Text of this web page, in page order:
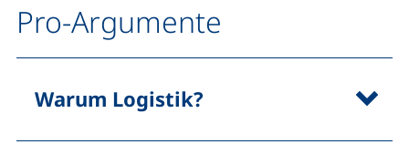
Pro-Argumente
Warum Logistik?